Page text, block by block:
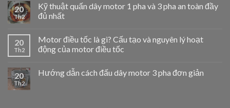
20
Th2
Kỹ thuật quấn dây motor 1 pha và 3 pha an toàn đầy
đủ nhất
20
Th2
Motor điều tốc là gì? Cấu tạo và nguyên lý hoạt
động của motor điều tốc
20
Th2
Hướng dẫn cách đấu dây motor 3 pha đơn giản